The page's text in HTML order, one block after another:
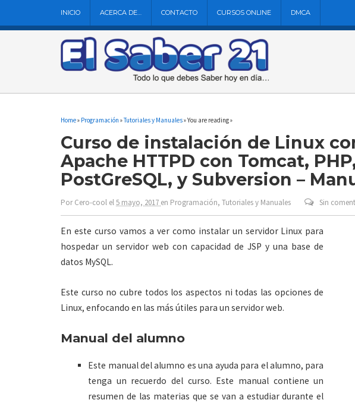
INICIO ACERCA DE… CONTACTO CURSOS ONLINE DMCA
Home» Programación »Tutoriales y Manuales» You are reading »
Curso de instalación de Linux
Apache HTTPD con Tomcat,
PostGreSQL, y Subversion –
PorCero-cool el5 mayo, 2017 en Programación, Tutoriales y Manuales Sin
En este curso vamos a ver como instalar un servidor Linux para
hospedar un servidor web con capacidad de JSP y una base de
datos MySQL.
Este curso no cubre todos los aspectos ni todas las opciones de
Linux, enfocando en las más útiles para un servidor web.
Manual del alumno
Este manual del alumno es una ayuda para el alumno, para
tenga un recuerdo del curso. Este manual contiene un
resumen de las materias que se van a estudiar durante el